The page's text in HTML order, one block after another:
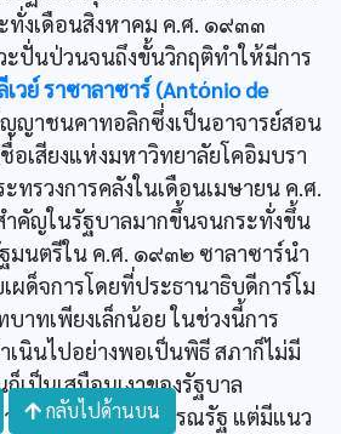
ทั่งเดือนสิงหาคม ค.ศ. ๑๙๓๓
ะปั่นป่วนจนถึงขั้นวิกฤติทำให้มีการ
วย์ ราซาลาซาร์ (Antόnio de
ญาชนคาทอลิกซึ่งเป็นอาจารย์สอน
อเสียงแห่งมหาวิทยาลัยโคอิมบรา
ทรวงการคลังในเดือนเมษายน ค.ศ.
คัญในรัฐบาลมากขึ้นจนกระทั่งขึ้น
มนตรีใน ค.ศ. ๑๙๓๒ ซาลาซาร์นำ
ผด็จการโดยที่ประธานาธิบดีการ์โม
าทเพียงเล็กน้อย ในช่วงนี้การ
เนินไปอย่างพอเป็นพิธี สภาก็ไม่มี
เป็นเสมือนเงาของรัฐบาล
โปรตุเกสเป็นสาธารณรัฐ แต่มีแนว
กลับไปด้านบน